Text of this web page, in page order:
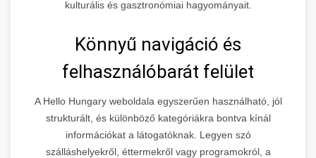
kulturális és gasztronómiai hagyományait.
Könnyű navigáció és
felhasználóbarát felület
A Hello Hungary weboldala egyszerűen használható, jól
strukturált, és különböző kategóriákra bontva kínál
információkat a látogatóknak. Legyen szó
szálláshelyekről, éttermekről vagy programokról, a